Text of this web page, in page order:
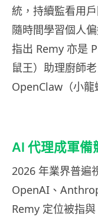
統，持續監看用
隨時間學習個人
指出 Remy 亦是
鼠王）助理廚師
OpenClaw（小龍
AI 代理成軍備
2026 年業界普遍
OpenAI、
Remy 定位被指